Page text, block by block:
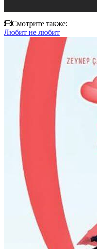
Смотрите также:
Любит не любит